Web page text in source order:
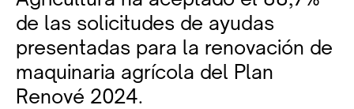
de las solicitudes de ayudas
presentadas para la renovación de
maquinaria agrícola del Plan
Renové 2024.